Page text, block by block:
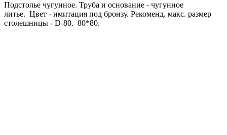
Подстолье чугунное. Труба и основание - чугунное
литье. Цвет - имитация под бронзу. Рекоменд. макс. размер
столешницы - D-80. 80*80.